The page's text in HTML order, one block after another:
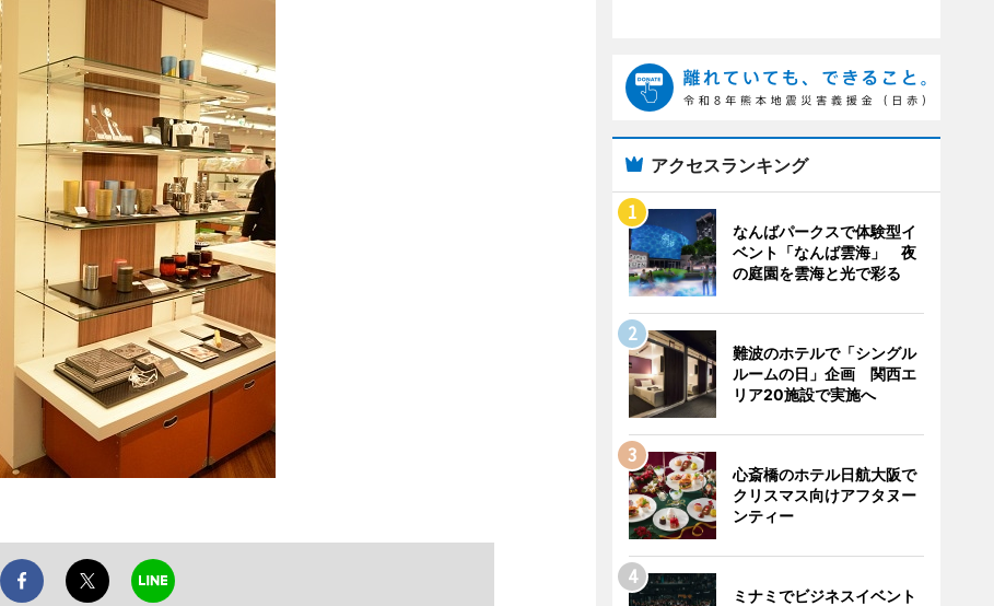
アクセスランキング
なんばパークスで体験型イ
ベント「なんば雲海」 夜
の庭園を雲海と光で彩る
難波のホテルで「シングル
ルームの日」企画 関西エ
リア20施設で実施へ
心斎橋のホテル日航大阪で
クリスマス向けアフタヌー
ンティー
ミナミでビジネスイベント